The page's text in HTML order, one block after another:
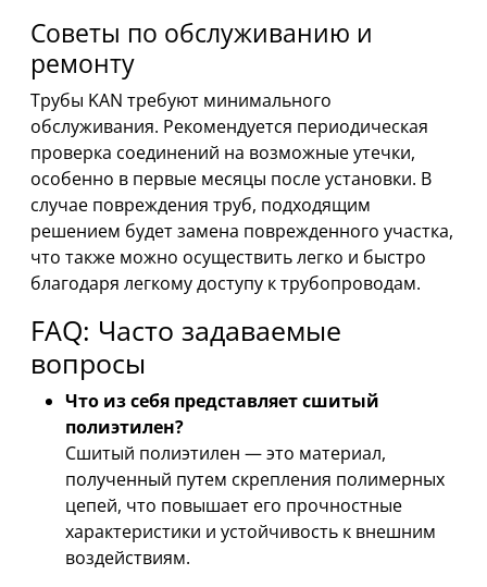
Советы по обслуживанию и
ремонту
Трубы KAN требуют минимального
обслуживания. Рекомендуется периодическая
проверка соединений на возможные утечки,
особенно в первые месяцы после установки. В
случае повреждения труб, подходящим
решением будет замена поврежденного участка,
что также можно осуществить легко и быстро
благодаря легкому доступу к трубопроводам.
FAQ: Часто задаваемые
вопросы
Что из себя представляет сшитый
полиэтилен?
Сшитый полиэтилен — это материал,
полученный путем скрепления полимерных
цепей, что повышает его прочностные
характеристики и устойчивость к внешним
воздействиям.